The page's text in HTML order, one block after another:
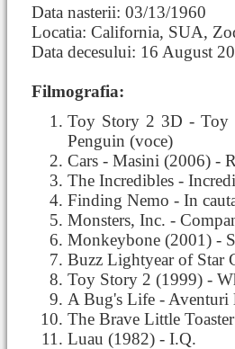
Data nasterii: 03/13/1960
Locatia: California, SUA,
Data decesului: 16 August
Filmografia:
Toy Story 2 3D - Toy
Penguin (voce)
Cars - Masini (2006) -
The Incredibles -
Finding Nemo - In
Monsters, Inc. -
Monkeybone (2001) -
Buzz Lightyear of Star
Toy Story 2 (1999) -
A Bug's Life -
The Brave Little
Luau (1982) - I.Q.